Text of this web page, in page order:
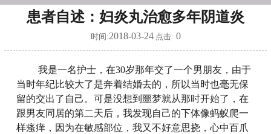
患者自述：妇炎丸治愈多年阴道炎
时间:2018-03-24点击: 0
我是一名护士，在30岁那年交了一个男朋友，由于
当时年纪比较大了是奔着结婚去的，所以当时也毫无保
留的交出了自己。可是没想到噩梦就从那时开始了，在
跟男友同居的第二天后，我发现自己的下体像蚂蚁爬一
样瘙痒，因为在敏感部位，我又不好意思挠，心中百爪